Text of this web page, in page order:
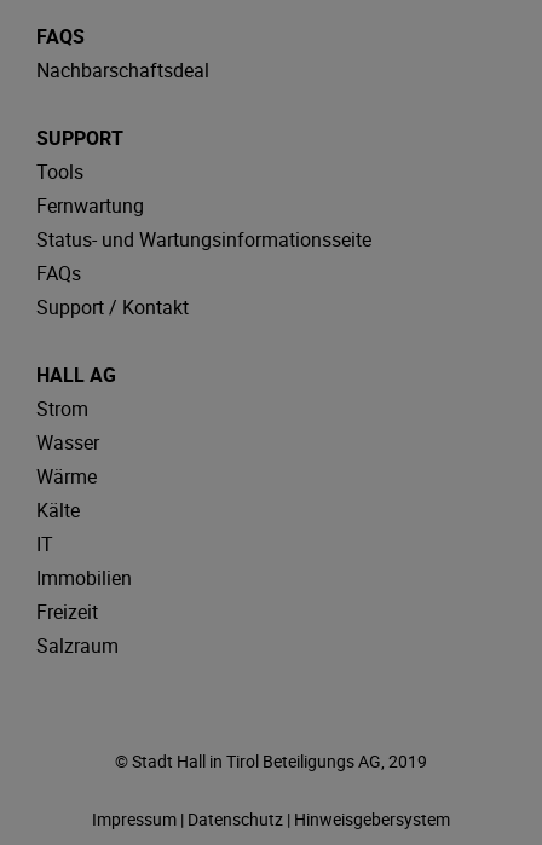
FAQS
Nachbarschaftsdeal
SUPPORT
Tools
Fernwartung
Status- und Wartungsinformationsseite
FAQs
Support / Kontakt
HALL AG
Strom
Wasser
Wärme
Kälte
IT
Immobilien
Freizeit
Salzraum
© Stadt Hall in Tirol Beteiligungs AG, 2019
Impressum | Datenschutz | Hinweisgebersystem